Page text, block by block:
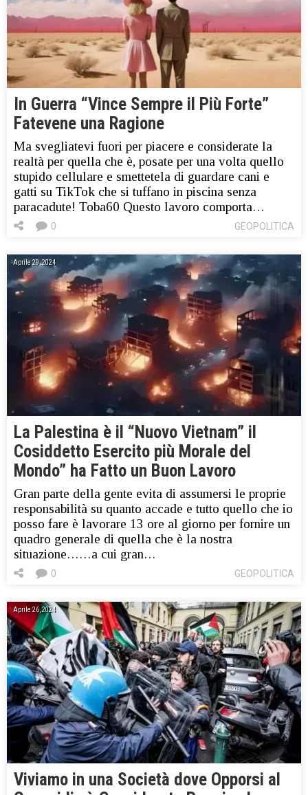
In Guerra “Vince Sempre il Più Forte”
Fatevene una Ragione
Ma svegliatevi fuori per piacere e considerate la
realtà per quella che è, posate per una volta quello
stupido cellulare e smettetela di guardare cani e
gatti su TikTok che si tuffano in piscina senza
paracadute! Toba60 Questo lavoro comporta…
GEOPOLITICA
0
Aprile 29, 2024
La Palestina è il “Nuovo Vietnam” il
Cosiddetto Esercito più Morale del
Mondo” ha Fatto un Buon Lavoro
Gran parte della gente evita di assumersi le proprie
responsabilità su quanto accade e tutto quello che io
posso fare è lavorare 13 ore al giorno per fornire un
quadro generale di quella che è la nostra
situazione……a cui gran…
GEOPOLITICA
0
Aprile 26, 2024
Viviamo in una Società dove Opporsi al